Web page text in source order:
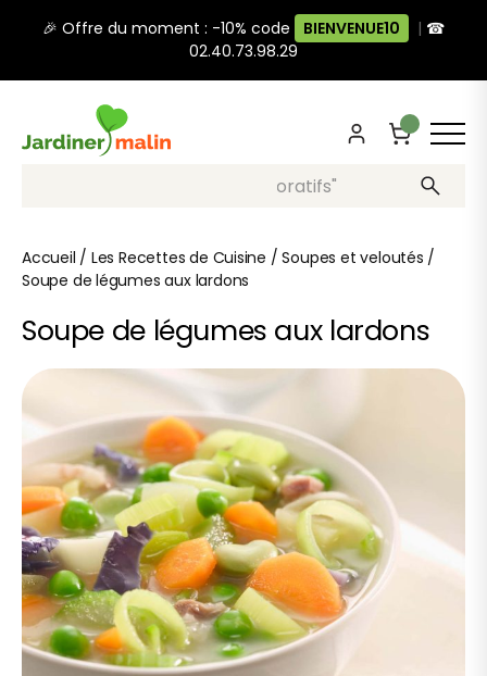
🎉 Offre du moment : -10% code BIENVENUE10 | ☎
02.40.73.98.29
Recherche, ex: "pots décoratifs"
Accueil / Les Recettes de Cuisine /Soupes et veloutés /
Soupe de légumes aux lardons
Soupe de légumes aux lardons